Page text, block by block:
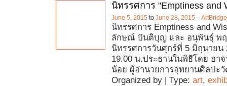
นิทรรศการ "Emptiness and
June 5, 2015 to June 28, 2015 –
นิทรรศการ Emptiness and
ลักษณ์ ปันติบุญ และ อนุพันธุ์ พ
นิทรรศการวันศุกร์ที่ 5 มิถุนายน
19.00 น.ประธานในพิธีโดย อา
น้อย ผู้อำนวยการอุทยานศิลปะ
Organized by | Type: art,